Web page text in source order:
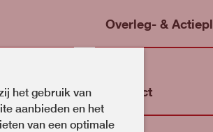
Overleg- &
Contact
het gebruik van
aanbieden en het
van een optimale